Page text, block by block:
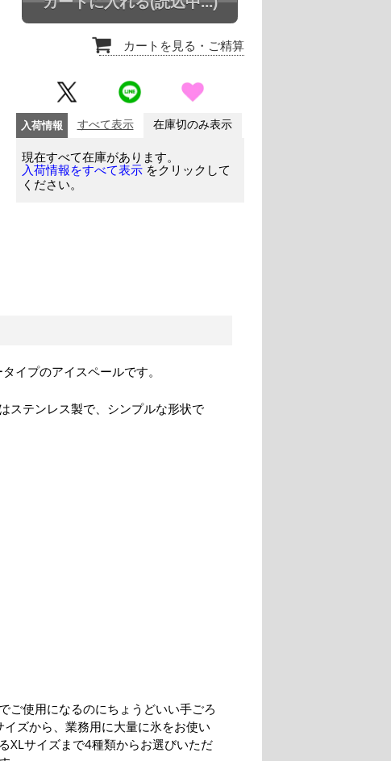
カートを見る ・ご精算
入荷情報 すべて表示 在庫切のみ表示
現在すべて在庫があります。
入荷情報をすべて表示 をクリックして
ください。
イプのアイスペールです。
ステンレス製で、シンプルな形状で
ご使用になるのにちょうどいい手ごろ
イズから、業務用に大量に氷をお使い
XLサイズまで4種類からお選びいただ